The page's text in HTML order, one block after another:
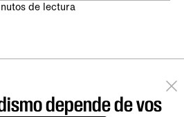
de lectura
depende de vos